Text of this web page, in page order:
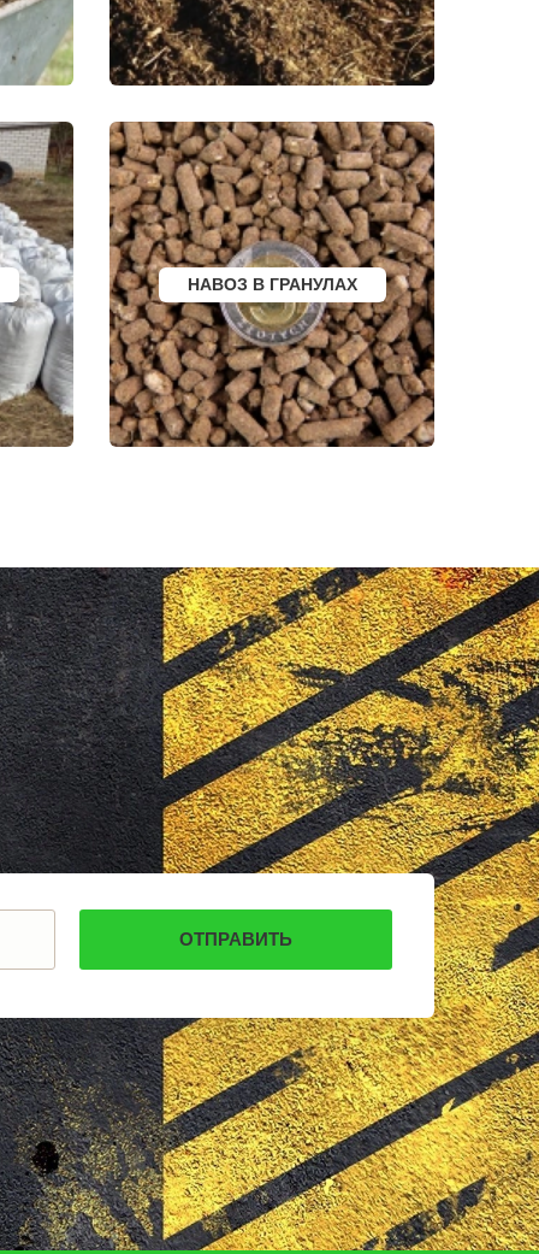
ЛЫСЬВА
НЕРЮНГРИ
АРСК
УДОМЛЯ
АМУРСК
НОЯБРЬСК
ГОРОХОВЕЦ
КАЛАЧ
БАЛТИЙСК
ЛЮДИНОВО
МЕЩОВСК
ЕЛИЗОВО
КИСЕЛЕВСК
БОГОТОЛ
РУЗАЕВКА
БУГУРУСЛАН
АРТЕМОВСКИЙ
КРАСНОТУРЬИНСК
СЕВЕРСК
ВЕНЕВ
БЕЛОКУРИХА
КОРЯЖМА
ЛЫСКОВО
КАЛАЧИНСК
СОРОЧИНСК
ГОРНОЗАВОДСК
ВЕРХНИЙ ТАГИЛ
КАРПИНСК
БЕЛЕВ
ДОНСКОЙ
СТАРОДУБ
БУТУРЛИНОВКА
ТАЙШЕТ
ГВАРДЕЙСК
СУХИНИЧИ
ОСИННИКИ
МОРОЗОВСК
АЛАПАЕВСК
ИЗОБИЛЬНЫЙ
СУВОРОВ
БИРЮЧ
НОВЫЙ ОСКОЛ
ВЕЛИКИЙ УСТЮГ
НИКОЛЬСК
ЛЕНИНСК-КУЗНЕЦКИЙ
НАЗАРОВО
ЛОДЕЙНОЕ ПОЛЕ
МАГАДАН
КРАСНОСЛОБОДСК
БОЛОТНОЕ
НИЖНИЙ ЛОМОВ
СЕРДОБСК
НАВОЗ В ГРАНУЛАХ